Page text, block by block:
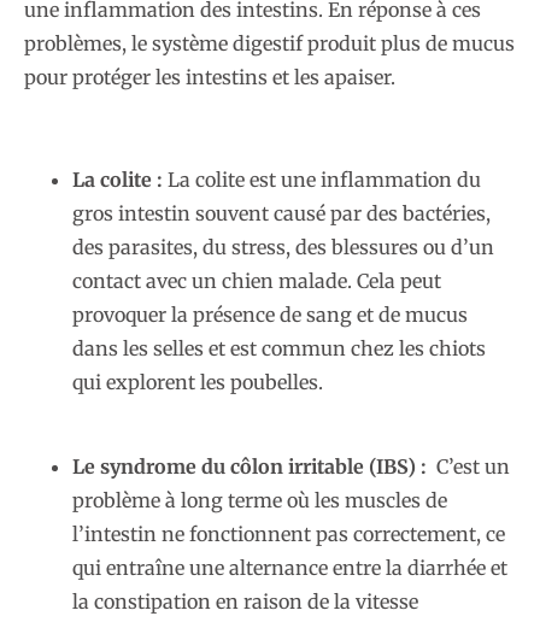
une inflammation des intestins. En réponse à ces
problèmes, le système digestif produit plus de mucus
pour protéger les intestins et les apaiser.
La colite : La colite est une inflammation du
gros intestin souvent causé par des bactéries,
des parasites, du stress, des blessures ou d’un
contact avec un chien malade. Cela peut
provoquer la présence de sang et de mucus
dans les selles et est commun chez les chiots
qui explorent les poubelles.
Le syndrome du côlon irritable (IBS) : C’est un
problème à long terme où les muscles de
l’intestin ne fonctionnent pas correctement, ce
qui entraîne une alternance entre la diarrhée et
la constipation en raison de la vitesse